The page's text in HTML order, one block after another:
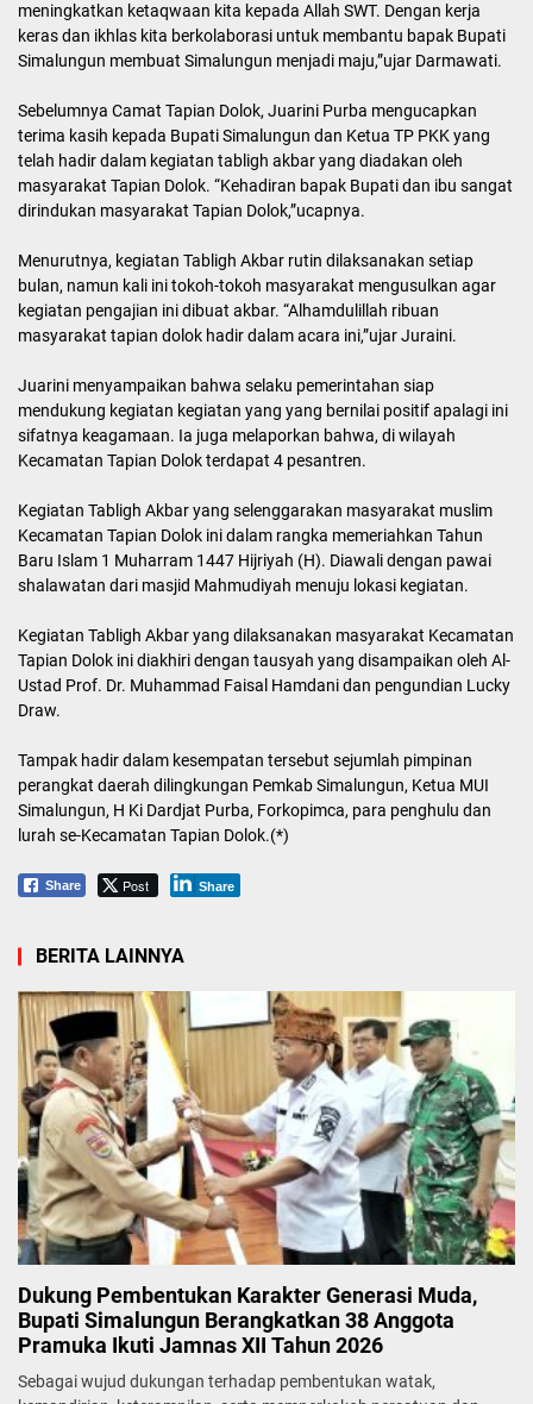
meningkatkan ketaqwaan kita kepada Allah SWT. Dengan kerja
keras dan ikhlas kita berkolaborasi untuk membantu bapak Bupati
Simalungun membuat Simalungun menjadi maju,”ujar Darmawati.
Sebelumnya Camat Tapian Dolok, Juarini Purba mengucapkan
terima kasih kepada Bupati Simalungun dan Ketua TP PKK yang
telah hadir dalam kegiatan tabligh akbar yang diadakan oleh
masyarakat Tapian Dolok. “Kehadiran bapak Bupati dan ibu sangat
dirindukan masyarakat Tapian Dolok,”ucapnya.
Menurutnya, kegiatan Tabligh Akbar rutin dilaksanakan setiap
bulan, namun kali ini tokoh-tokoh masyarakat mengusulkan agar
kegiatan pengajian ini dibuat akbar. “Alhamdulillah ribuan
masyarakat tapian dolok hadir dalam acara ini,”ujar Juraini.
Juarini menyampaikan bahwa selaku pemerintahan siap
mendukung kegiatan kegiatan yang yang bernilai positif apalagi ini
sifatnya keagamaan. Ia juga melaporkan bahwa, di wilayah
Kecamatan Tapian Dolok terdapat 4 pesantren.
Kegiatan Tabligh Akbar yang selenggarakan masyarakat muslim
Kecamatan Tapian Dolok ini dalam rangka memeriahkan Tahun
Baru Islam 1 Muharram 1447 Hijriyah (H). Diawali dengan pawai
shalawatan dari masjid Mahmudiyah menuju lokasi kegiatan.
Kegiatan Tabligh Akbar yang dilaksanakan masyarakat Kecamatan
Tapian Dolok ini diakhiri dengan tausyah yang disampaikan oleh Al-
Ustad Prof. Dr. Muhammad Faisal Hamdani dan pengundian Lucky
Draw.
Tampak hadir dalam kesempatan tersebut sejumlah pimpinan
perangkat daerah dilingkungan Pemkab Simalungun, Ketua MUI
Simalungun, H Ki Dardjat Purba, Forkopimca, para penghulu dan
lurah se-Kecamatan Tapian Dolok.(*)
Share Post Share
BERITA LAINNYA
Dukung Pembentukan Karakter Generasi Muda,
Bupati Simalungun Berangkatkan 38 Anggota
Pramuka Ikuti Jamnas XII Tahun 2026
Sebagai wujud dukungan terhadap pembentukan watak,